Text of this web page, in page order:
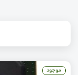
موجود